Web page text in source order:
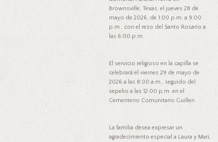
Brownsville, Texas, el jueves 28 de
mayo de 2026, de 1:00 p.m. a 9:00
p.m., con el rezo del Santo Rosario a
las 6:00 p.m.
El servicio religioso en la capilla se
celebrará el viernes 29 de mayo de
2026 a las 8:00 a.m., seguido del
sepelio a las 12:00 p.m. en el
Cementerio Comunitario Guillen.
La familia desea expresar un
agradecimiento especial a Laura y Mari,